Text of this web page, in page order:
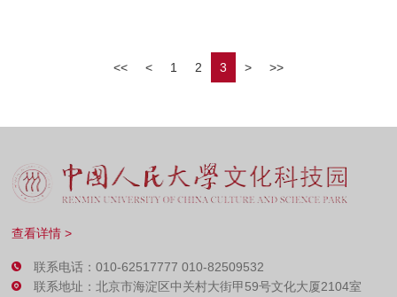
<< < 1 2 3 > >>
查看详情 >
联系电话：010-62517777 010-82509532
联系地址：北京市海淀区中关村大街甲59号文化大厦2104室